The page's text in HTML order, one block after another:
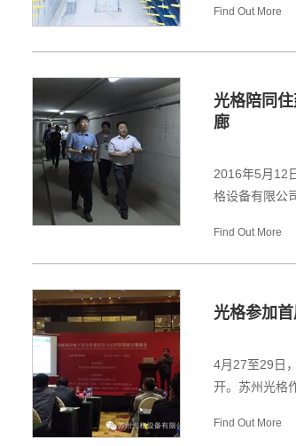
Find Out More
光格陪同
廊
2016年5月12
格设备有限公
Find Out More
光格参加
4月27至29日
开。苏州光格
Find Out More